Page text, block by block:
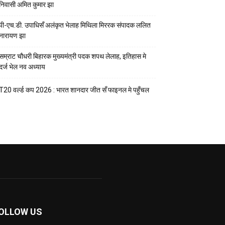
अमित कुमार झा
एच.डी. उपाधिसँ अलंकृत भेलाह मिथिला मिररक संपादक ललित
झा
चौधरी बिहारक मुख्यमंत्री पदक शपथ लेलाह, इतिहास मे
भेल नव अध्याय
वर्ल्ड कप 2026 : भारत शानदार जीत सँ फाइनल मे पहुँचल
US